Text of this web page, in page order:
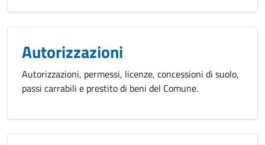
Autorizzazioni
Autorizzazioni, permessi, licenze, concessioni di suolo,
passi carrabili e prestito di beni del Comune.